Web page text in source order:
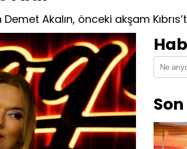
Akalın, önceki akşam